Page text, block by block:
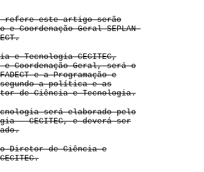
refere este artigo serão
Coordenação Geral-SEPLAN-
e Tecnologia-CECITEC,
Coordenação Geral, será o
e a Programação e
a política e as
de Ciência e Tecnologia.
será elaborado pelo
- CECITEC, e deverá ser
Diretor de Ciência e